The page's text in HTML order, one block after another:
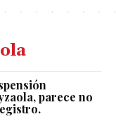
parece no